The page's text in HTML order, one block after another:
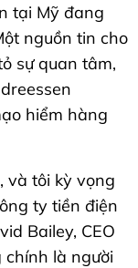
tại Mỹ đang
nguồn tin cho
sự quan tâm,
hiểm hàng
và tôi kỳ vọng
ty tiền điện
Bailey, CEO
chính là người